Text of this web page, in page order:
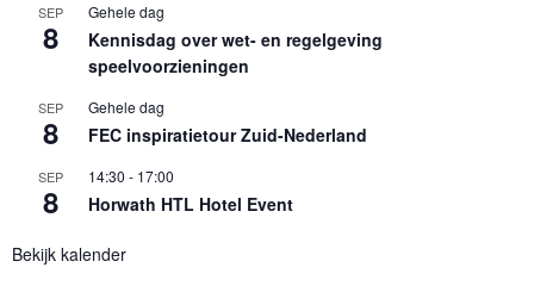
SEP
8
Gehele dag
Kennisdag over wet- en regelgeving
speelvoorzieningen
SEP
8
Gehele dag
FEC inspiratietour Zuid-Nederland
SEP
8
14:30 - 17:00
Horwath HTL Hotel Event
Bekijk kalender